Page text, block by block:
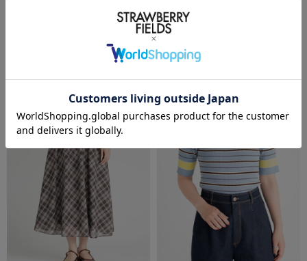
STRAWBERRY-FIELDS